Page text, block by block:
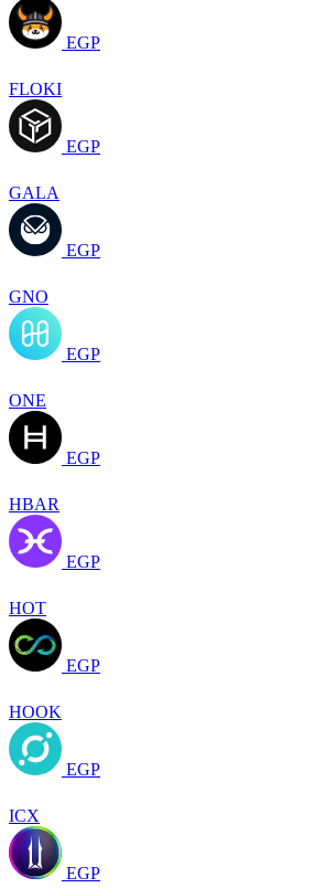
EGP
FLOKI
EGP
GALA
EGP
GNO
EGP
ONE
EGP
HBAR
EGP
HOT
EGP
HOOK
EGP
ICX
EGP